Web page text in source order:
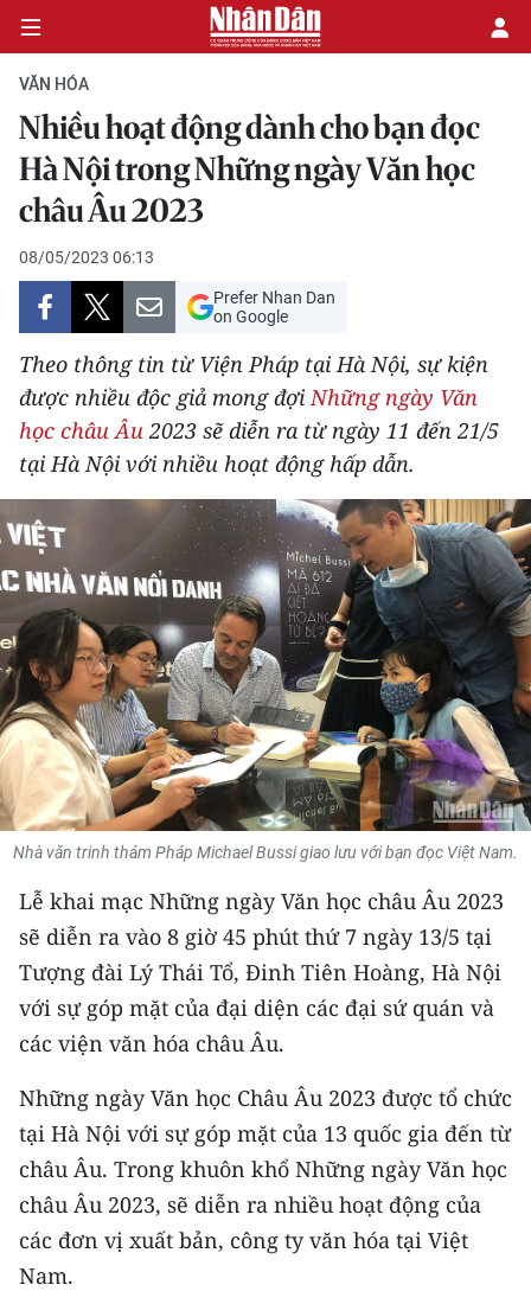
CHÍNH TRỊ
KINH TẾ
VĂN HÓA
XÃ HỘI
PHÁP LUẬT
DU LỊCH
THẾ GIỚI
THỂ THAO
GIÁO DỤC
Y TẾ
KHOA HỌC - CÔNG NGHỆ
MÔI TRƯỜNG
BẠN ĐỌC
KIỂM CHỨNG THÔNG TIN
TRI THỨC CHUYÊN SÂU
54 DÂN TỘC VIỆT NAM
MỘT SẢN PHẨM
RADIO
MEDIA CENTER
E-Magazine
VĂN HÓA
Nhiều hoạt động dành cho bạn đọc
Hà Nội trong Những ngày Văn học
châu Âu 2023
08/05/2023 06:13
Prefer Nhan Dan
on Google
Theo thông tin từ Viện Pháp tại Hà Nội, sự kiện
được nhiều độc giả mong đợiNhững ngày Văn
học châu Âu2023 sẽ diễn ra từ ngày 11 đến 21/5
tại Hà Nội với nhiều hoạt động hấp dẫn.
Nhà văn trinh thám Pháp Michael Bussi giao lưu với bạn đọc Việt Nam.
Lễ khai mạc Những ngày Văn học châu Âu 2023
sẽ diễn ra vào 8 giờ 45 phút thứ 7 ngày 13/5 tại
Tượng đài Lý Thái Tổ, Đinh Tiên Hoàng, Hà Nội
với sự góp mặt của đại diện các đại sứ quán và
các viện văn hóa châu Âu.
Những ngày Văn học Châu Âu 2023 được tổ chức
tại Hà Nội với sự góp mặt của 13 quốc gia đến từ
châu Âu. Trong khuôn khổ Những ngày Văn học
châu Âu 2023, sẽ diễn ra nhiều hoạt động của
các đơn vị xuất bản, công ty văn hóa tại Việt
Nam.